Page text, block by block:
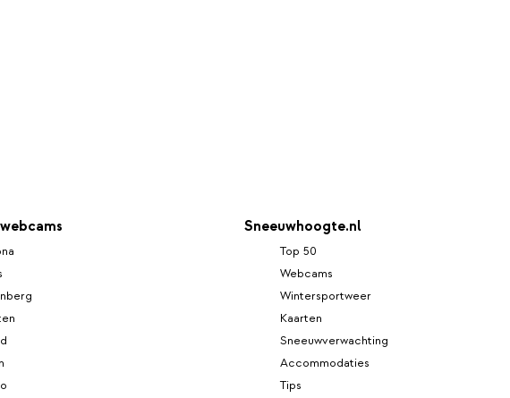
Sneeuwhoogte.nl
Top 50
Webcams
Wintersportweer
Kaarten
Sneeuwverwachting
Accommodaties
Tips